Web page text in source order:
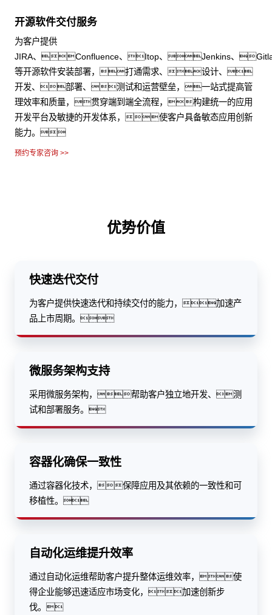
开源软件交付服务
为客户提供
JIRA、Confluence、Itop、Jenkins、
等开源软件安装部署，打通需求、设计、
开发、部署、测试和运营壁垒，一站式提高管
理效率和质量，贯穿端到端全流程，构建统一的应用
开发平台及敏捷的开发体系，使客户具备敏态应用创新
能力。
预约专家咨询 >>
优势价值
快速迭代交付
为客户提供快速迭代和持续交付的能力，加速产
品上市周期。
微服务架构支持
采用微服务架构，帮助客户独立地开发、测
试和部署服务。
容器化确保一致性
通过容器化技术，保障应用及其依赖的一致性和可
移植性。
自动化运维提升效率
通过自动化运维帮助客户提升整体运维效率，使
得企业能够迅速适应市场变化，加速创新步
伐。